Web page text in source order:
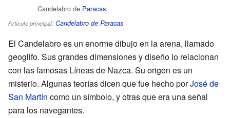
Candelabro de Paracas.
Artículo principal: Candelabro de Paracas
El Candelabro es un enorme dibujo en la arena, llamado
geoglifo. Sus grandes dimensiones y diseño lo relacionan
con las famosas Líneas de Nazca. Su origen es un
misterio. Algunas teorías dicen que fue hecho porJosé de
San Martín como un símbolo, y otras que era una señal
para los navegantes.